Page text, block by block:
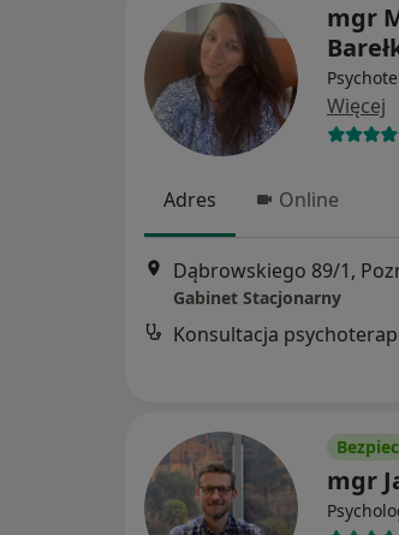
mgr
Więcej
Adres Online
Dąbrowskiego 89/1,
Gabinet Stacjonarny
Konsultacja
mgr